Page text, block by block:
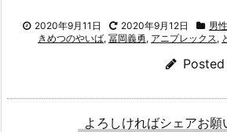
2020年9月11日 2020年9月12日 男
きめつのやいば, 冨岡義勇, アニプレックス,
よろしければシェアお願